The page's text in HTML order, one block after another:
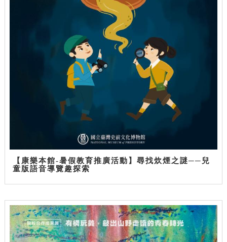
【康樂本館-暑假教育推廣活動】尋找炊煙之謎──兒
童版語音導覽趣探索